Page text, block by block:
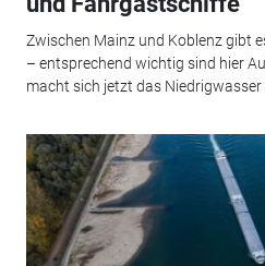
Zwischen Mainz und Koblenz gibt
– entsprechend wichtig sind hier
macht sich jetzt das Niedrigwasser